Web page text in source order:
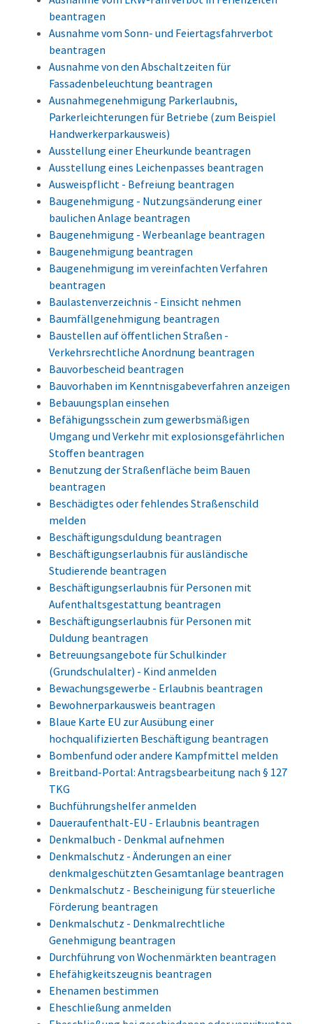
beantragen
Ausnahme vom Sonn- und Feiertagsfahrverbot
beantragen
Ausnahme von den Abschaltzeiten für
Fassadenbeleuchtung beantragen
Ausnahmegenehmigung Parkerlaubnis,
Parkerleichterungen für Betriebe (zum Beispiel
Handwerkerparkausweis)
Ausstellung einer Eheurkunde beantragen
Ausstellung eines Leichenpasses beantragen
Ausweispflicht - Befreiung beantragen
Baugenehmigung - Nutzungsänderung einer
baulichen Anlage beantragen
Baugenehmigung - Werbeanlage beantragen
Baugenehmigung beantragen
Baugenehmigung im vereinfachten Verfahren
beantragen
Baulastenverzeichnis - Einsicht nehmen
Baumfällgenehmigung beantragen
Baustellen auf öffentlichen Straßen -
Verkehrsrechtliche Anordnung beantragen
Bauvorbescheid beantragen
Bauvorhaben im Kenntnisgabeverfahren anzeigen
Bebauungsplan einsehen
Befähigungsschein zum gewerbsmäßigen
Umgang und Verkehr mit explosionsgefährlichen
Stoffen beantragen
Benutzung der Straßenfläche beim Bauen
beantragen
Beschädigtes oder fehlendes Straßenschild
melden
Beschäftigungsduldung beantragen
Beschäftigungserlaubnis für ausländische
Studierende beantragen
Beschäftigungserlaubnis für Personen mit
Aufenthaltsgestattung beantragen
Beschäftigungserlaubnis für Personen mit
Duldung beantragen
Betreuungsangebote für Schulkinder
(Grundschulalter) - Kind anmelden
Bewachungsgewerbe - Erlaubnis beantragen
Bewohnerparkausweis beantragen
Blaue Karte EU zur Ausübung einer
hochqualifizierten Beschäftigung beantragen
Bombenfund oder andere Kampfmittel melden
Breitband-Portal: Antragsbearbeitung nach § 127
TKG
Buchführungshelfer anmelden
Daueraufenthalt-EU - Erlaubnis beantragen
Denkmalbuch - Denkmal aufnehmen
Denkmalschutz - Änderungen an einer
denkmalgeschützten Gesamtanlage beantragen
Denkmalschutz - Bescheinigung für steuerliche
Förderung beantragen
Denkmalschutz - Denkmalrechtliche
Genehmigung beantragen
Durchführung von Wochenmärkten beantragen
Ehefähigkeitszeugnis beantragen
Ehenamen bestimmen
Eheschließung anmelden